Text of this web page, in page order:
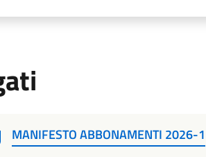
MANIFESTO ABBONAMENTI 2026-1